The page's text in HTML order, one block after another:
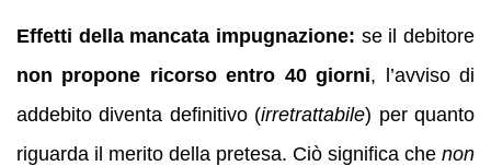
Effetti della mancata impugnazione: se il debitore
non propone ricorso entro 40 giorni, l’avviso di
addebito diventa definitivo (irretrattabile) per quanto
riguarda il merito della pretesa. Ciò significa che non